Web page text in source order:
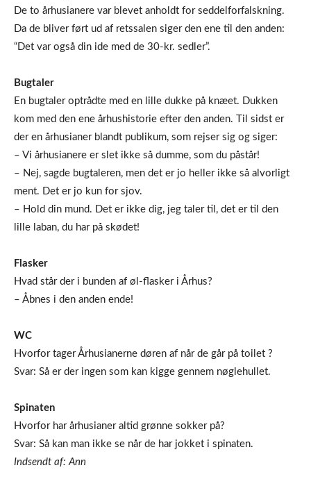
De to århusianere var blevet anholdt for seddelforfalskning.
Da de bliver ført ud af retssalen siger den ene til den anden:
“Det var også din ide med de 30-kr. sedler”.
Bugtaler
En bugtaler optrådte med en lille dukke på knæet. Dukken
kom med den ene århushistorie efter den anden. Til sidst er
der en århusianer blandt publikum, som rejser sig og siger:
– Vi århusianere er slet ikke så dumme, som du påstår!
– Nej, sagde bugtaleren, men det er jo heller ikke så alvorligt
ment. Det er jo kun for sjov.
– Hold din mund. Det er ikke dig, jeg taler til, det er til den
lille laban, du har på skødet!
Flasker
Hvad står der i bunden af øl-flasker i Århus?
– Åbnes i den anden ende!
WC
Hvorfor tager Århusianerne døren af når de går på toilet ?
Svar: Så er der ingen som kan kigge gennem nøglehullet.
Spinaten
Hvorfor har århusianer altid grønne sokker på?
Svar: Så kan man ikke se når de har jokket i spinaten.
Indsendt af: Ann